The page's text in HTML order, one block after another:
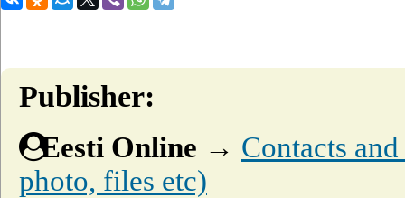
Publisher:
Eesti Online → Contacts
photo, files etc)